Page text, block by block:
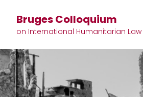
Bruges Colloquium
on International Humanitarian Law